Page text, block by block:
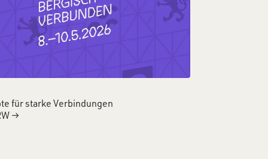
für starke Verbindungen
→